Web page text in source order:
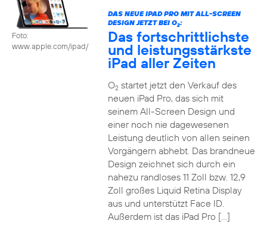
Foto:
www.apple.com/ipad/
DAS NEUE IPAD PRO MIT ALL-SCREEN
DESIGN JETZT BEI O2:
Das fortschrittlichste
und leistungsstärkste
iPad aller Zeiten
O2startet jetzt den Verkauf des
neuen iPad Pro, das sich mit
seinem All-Screen Design und
einer noch nie dagewesenen
Leistung deutlich von allen seinen
Vorgängern abhebt. Das brandneue
Design zeichnet sich durch ein
nahezu randloses 11 Zoll bzw. 12,9
Zoll großes Liquid Retina Display
aus und unterstützt Face ID.
Außerdem ist das iPad Pro […]